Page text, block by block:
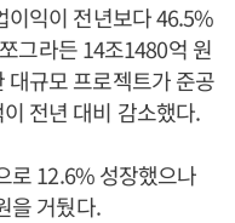
이익이 전년보다 46.5%
그라든 14조1480억 원
대규모 프로젝트가 준공
전년 대비 감소했다.
로 12.6% 성장했으나
을 거뒀다.